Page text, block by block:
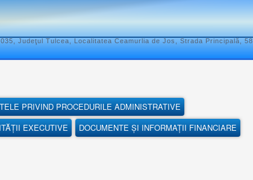
Judeţul Tulcea, Localitatea Ceamurlia de Jos, Strada Principală, 58
PRIVIND PROCEDURILE ADMINISTRATIVE
EXECUTIVE
DOCUMENTE ȘI INFORMAȚII FINANCIARE